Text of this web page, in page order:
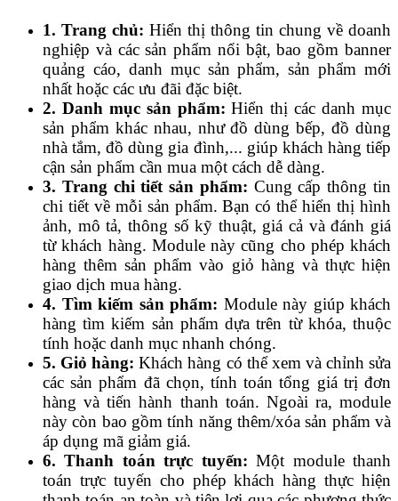
1. Trang chủ: Hiển thị thông tin chung về doanh
nghiệp và các sản phẩm nổi bật, bao gồm banner
quảng cáo, danh mục sản phẩm, sản phẩm mới
nhất hoặc các ưu đãi đặc biệt.
2. Danh mục sản phẩm: Hiển thị các danh mục
sản phẩm khác nhau, như đồ dùng bếp, đồ dùng
nhà tắm, đồ dùng gia đình,... giúp khách hàng tiếp
cận sản phẩm cần mua một cách dễ dàng.
3. Trang chi tiết sản phẩm: Cung cấp thông tin
chi tiết về mỗi sản phẩm. Bạn có thể hiển thị hình
ảnh, mô tả, thông số kỹ thuật, giá cả và đánh giá
từ khách hàng. Module này cũng cho phép khách
hàng thêm sản phẩm vào giỏ hàng và thực hiện
giao dịch mua hàng.
4. Tìm kiếm sản phẩm: Module này giúp khách
hàng tìm kiếm sản phẩm dựa trên từ khóa, thuộc
tính hoặc danh mục nhanh chóng.
5. Giỏ hàng: Khách hàng có thể xem và chỉnh sửa
các sản phẩm đã chọn, tính toán tổng giá trị đơn
hàng và tiến hành thanh toán. Ngoài ra, module
này còn bao gồm tính năng thêm/xóa sản phẩm và
áp dụng mã giảm giá.
6. Thanh toán trực tuyến: Một module thanh
toán trực tuyến cho phép khách hàng thực hiện